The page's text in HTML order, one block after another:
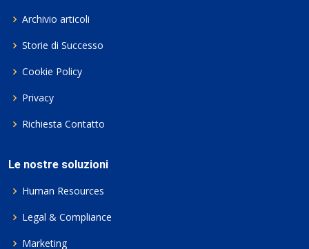
Archivio articoli
Storie di Successo
Cookie Policy
Privacy
Richiesta Contatto
Le nostre soluzioni
Human Resources
Legal & Compliance
Marketing